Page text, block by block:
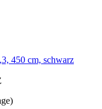
450 cm, schwarz